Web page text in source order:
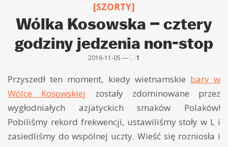
[SZORTY]
Wólka Kosowska – cztery
godziny jedzenia non-stop
2016-11-05 — 1
Przyszedł ten moment, kiedy wietnamskie bary w
Wólce Kosowskiej zostały zdominowane przez
wygłodniałych azjatyckich smaków Polaków!
Pobiliśmy rekord frekwencji, ustawiliśmy stoły w L i
zasiedliśmy do wspólnej uczty. Wieść się rozniosła i